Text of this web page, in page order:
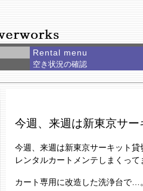
Rental menu
空き状況の確認
今週、来週は新東京サ
今週、来週は新東京サーキット
レンタルカートメンテしまくって
カート専用に改造した洗浄台で…